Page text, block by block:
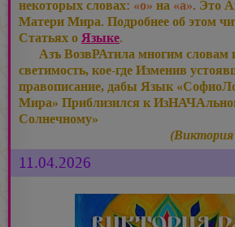
некоторых словах: «о» на «а». Это
Матери Мира. Подробнее об этом
Статьях оЯзыке.
Азъ ВозвРАтила многим словам
светимость, кое-где Изменив
правописание, дабы Язык
Мира» Приблизился к
Солнечному»
11.04.2026